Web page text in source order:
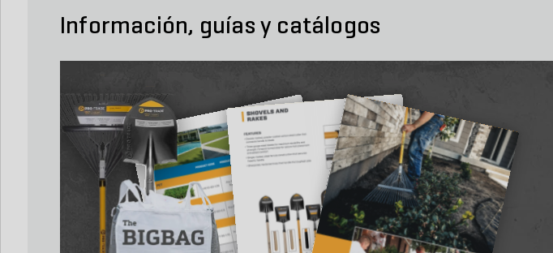
Información, guías y catálogos